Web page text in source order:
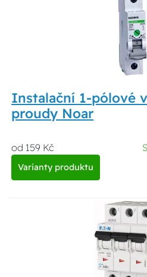
Instalační 1-pólové
proudy Noar
od 159 Kč
Varianty produktu